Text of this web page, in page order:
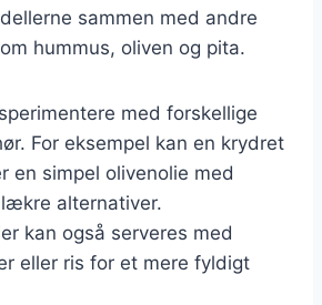
sammen med andre
hummus, oliven og pita.
med forskellige
For eksempel kan en krydret
en simpel olivenolie med
alternativer.
kan også serveres med
eller ris for et mere fyldigt